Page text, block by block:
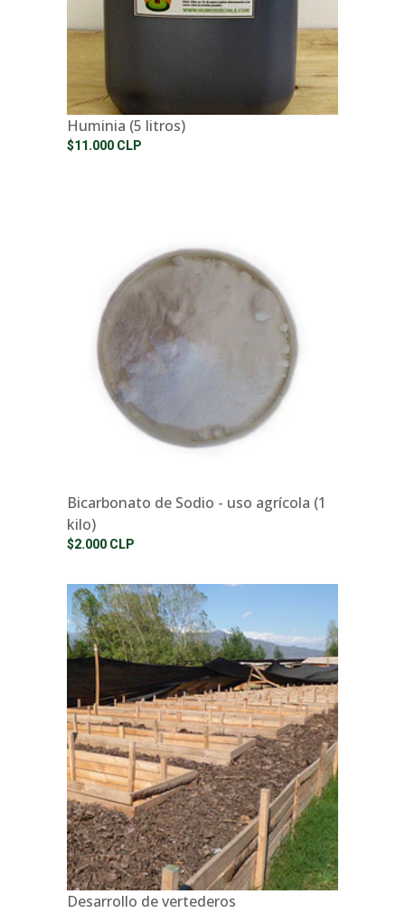
Huminia (5 litros)
$11.000 CLP
Bicarbonato de Sodio - uso agrícola (1
kilo)
$2.000 CLP
Desarrollo de vertederos